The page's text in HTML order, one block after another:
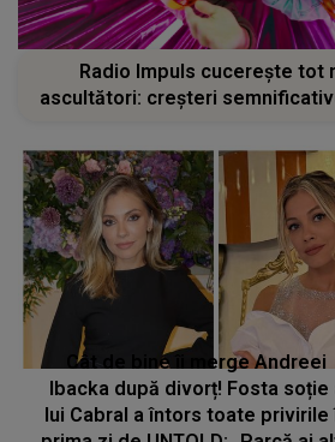
Radio Impuls cucerește tot
ascultători: creșteri
Cât de bine îi merge Andreei
Ibacka după divorț! Fosta soție
lui Cabral a întors toate privirile